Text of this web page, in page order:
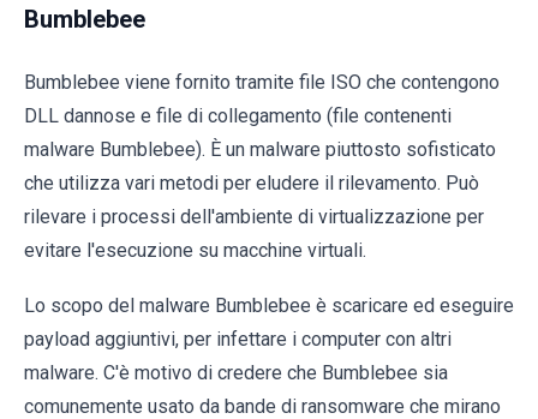
Bumblebee
Bumblebee viene fornito tramite file ISO che contengono
DLL dannose e file di collegamento (file contenenti
malware Bumblebee). È un malware piuttosto sofisticato
che utilizza vari metodi per eludere il rilevamento. Può
rilevare i processi dell'ambiente di virtualizzazione per
evitare l'esecuzione su macchine virtuali.
Lo scopo del malware Bumblebee è scaricare ed eseguire
payload aggiuntivi, per infettare i computer con altri
malware. C'è motivo di credere che Bumblebee sia
comunemente usato da bande di ransomware che mirano